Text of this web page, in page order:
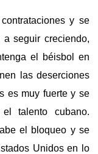
y se
seguir creciendo,
el béisbol en
las deserciones
es muy fuerte y se
talento cubano.
el bloqueo y se
Unidos en lo